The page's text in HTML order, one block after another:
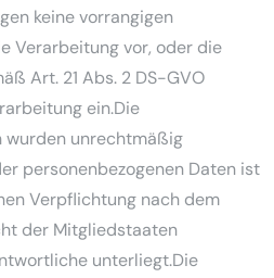
keine vorrangigen
Verarbeitung vor, oder die
Art. 21 Abs. 2 DS-GVO
ein.Die
wurden unrechtmäßig
personenbezogenen Daten ist
Verpflichtung nach dem
der Mitgliedstaaten
unterliegt.Die